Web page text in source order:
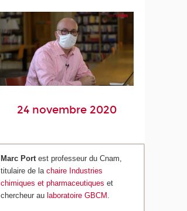
24 novembre 2020
Marc Portest professeur du Cnam,
titulaire de lachaire Industries
chimiques et pharmaceutiques et
chercheur au laboratoire GBCM .